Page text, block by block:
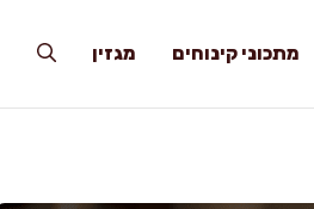
מתכוני קינוחים מגזין